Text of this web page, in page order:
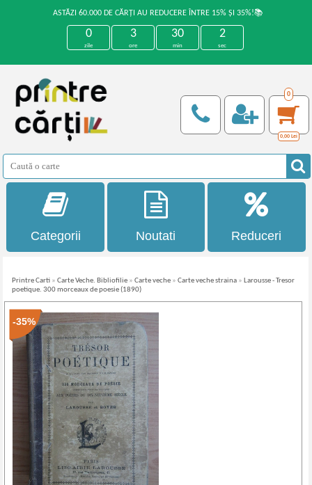
ASTĂZI 60.000 DE CĂRȚI AU REDUCERE ÎNTRE 15% ȘI 35%!📚
0
zile
3
ore
30
min
1
sec
0
0,00 Lei
Categorii Noutati Reduceri
Printre Carti »Carte Veche. Bibliofilie »Carte veche »Carte veche straina » Larousse - Tresor
poetique. 300 morceaux de poesie (1890)
-35%